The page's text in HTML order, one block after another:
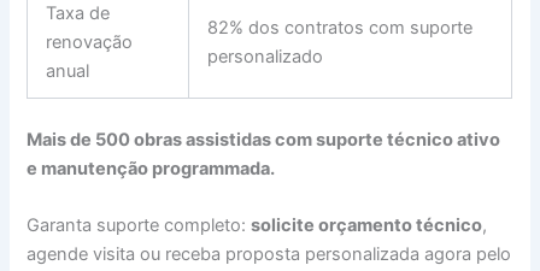
Taxa de
renovação
anual
82% dos contratos com suporte
personalizado
Mais de 500 obras assistidas com suporte técnico ativo
e manutenção programmada.
Garanta suporte completo:solicite orçamento técnico,
agende visita ou receba proposta personalizada agora pelo